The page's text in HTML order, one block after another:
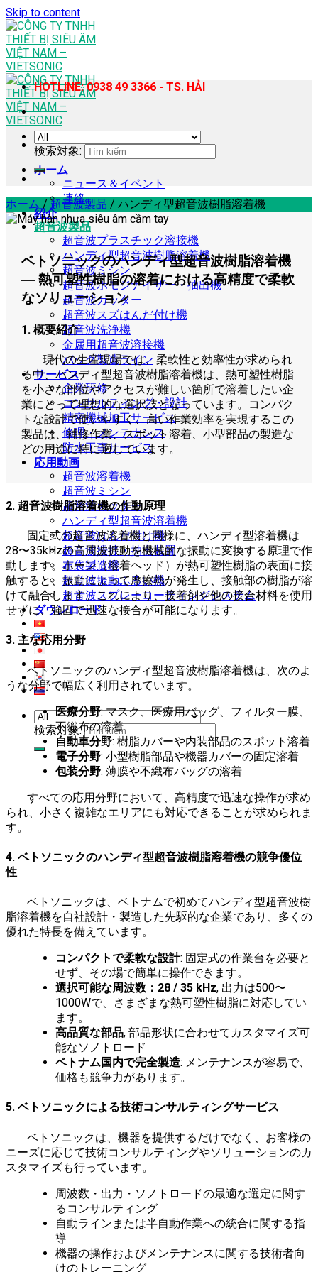
Skip to content
ホーム
ニュース＆イベント
連絡
紹介
超音波製品
超音波プラスチック溶接機
ハンディ型超音波樹脂溶着機
超音波ミシン
超音波ホモジナイザー・抽出機
超音波カッター
超音波スズはんだ付け機
超音波洗浄機
金属用超音波溶接機
バッグ製造ライン
サービス
企業研修
コンサルティング・設計
精密機械加工サービス
修理・メンテナンス
防水工事サービス
応用動画
超音波溶着機
超音波ミシン
超音波カッター
ハンディ型超音波溶着機
超音波はんだ付け機
超音波攪拌・抽出装置
布袋製造機
超音波振動ふるい機
超音波スプレーコーティングシステム
ダウンロード
検索対象:
HOTLINE: 0938 49 3366 - TS. HẢI
検索対象:
ホーム / 超音波製品 / ハンディ型超音波樹脂溶着機
ベトソニックのハンディ型超音波樹脂溶着機
― 熱可塑性樹脂の溶着における高精度で柔軟
なソリューション
1. 概要紹介
現代の生産現場では、柔軟性と効率性が求められ
る中、ハンディ型超音波樹脂溶着機は、熱可塑性樹脂
を小さな部位やアクセスが難しい箇所で溶着したい企
業にとって理想的な選択肢となっています。コンパク
トな設計で使いやすく、高い作業効率を実現するこの
製品は、補修作業、スポット溶着、小型部品の製造な
どの用途に特に適しています。
2. 超音波樹脂溶着機の作動原理
固定式の超音波溶着機と同様に、ハンディ型溶着機は
28〜35kHzの高周波振動を機械的な振動に変換する原理で作
動します。ホーン（溶着ヘッド）が熱可塑性樹脂の表面に接
触すると、振動によって摩擦熱が発生し、接触部の樹脂が溶
けて融合します。これにより、接着剤や他の接合材料を使用
せずに、強固で迅速な接合が可能になります。
3. 主な応用分野
ベトソニックのハンディ型超音波樹脂溶着機は、次のよ
うな分野で幅広く利用されています。
医療分野: マスク、医療用バッグ、フィルター膜、
不織布の溶着
自動車分野: 樹脂カバーや内装部品のスポット溶着
電子分野: 小型樹脂部品や機器カバーの固定溶着
包装分野: 薄膜や不織布バッグの溶着
すべての応用分野において、高精度で迅速な操作が求め
られ、小さく複雑なエリアにも対応できることが求められま
す。
4. ベトソニックのハンディ型超音波樹脂溶着機の競争優位
性
ベトソニックは、ベトナムで初めてハンディ型超音波樹
脂溶着機を自社設計・製造した先駆的な企業であり、多くの
優れた特長を備えています。
コンパクトで柔軟な設計: 固定式の作業台を必要と
せず、その場で簡単に操作できます。
選択可能な周波数：28 / 35 kHz, 出力は500〜
1000Wで、さまざまな熱可塑性樹脂に対応してい
ます。
高品質な部品, 部品形状に合わせてカスタマイズ可
能なソノトロード
ベトナム国内で完全製造: メンテナンスが容易で、
価格も競争力があります。
5. ベトソニックによる技術コンサルティングサービス
ベトソニックは、機器を提供するだけでなく、お客様の
ニーズに応じて技術コンサルティングやソリューションのカ
スタマイズも行っています。
周波数・出力・ソノトロードの最適な選定に関す
るコンサルティング
自動ラインまたは半自動作業への統合に関する指
導
機器の操作およびメンテナンスに関する技術者向
けのトレーニング